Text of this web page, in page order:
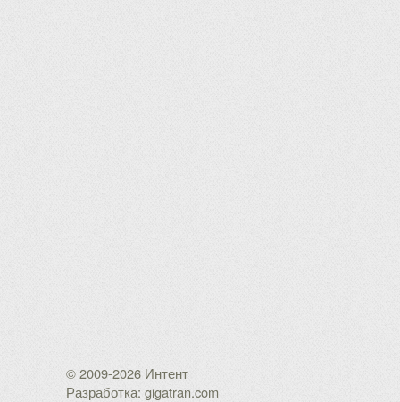
© 2009-2026 Интент
Разработка: gigatran.com